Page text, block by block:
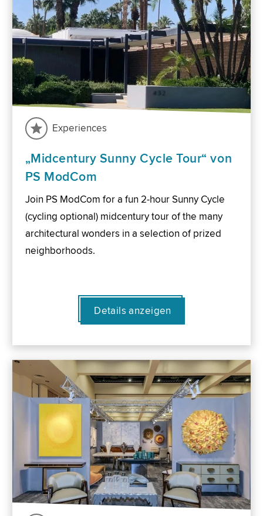
Experiences
„Midcentury Sunny Cycle Tour“ von
PS ModCom
Join PS ModCom for a fun 2-hour Sunny Cycle
(cycling optional) midcentury tour of the many
architectural wonders in a selection of prized
neighborhoods.
Details anzeigen